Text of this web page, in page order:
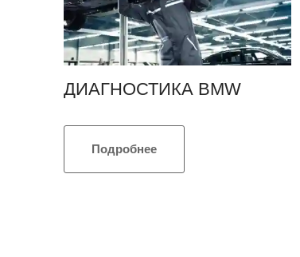
ДИАГНОСТИКА BMW
Подробнее